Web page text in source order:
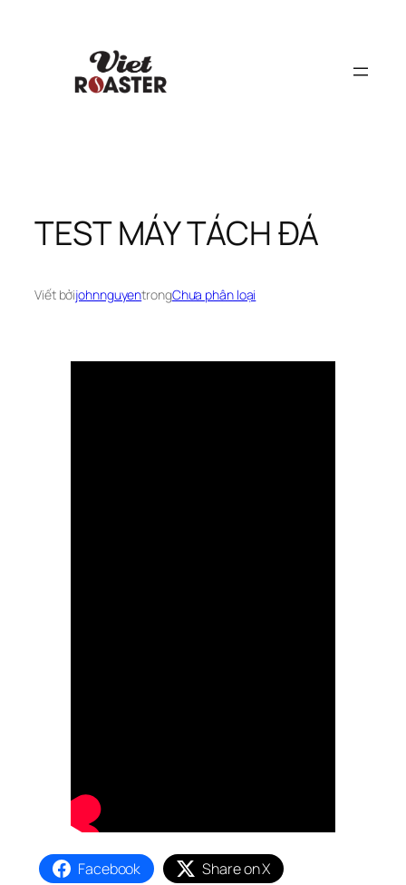
TEST MÁY TÁCH ĐÁ
Viết bởijohnnguyentrongChưa phân loại
Facebook
Share on X